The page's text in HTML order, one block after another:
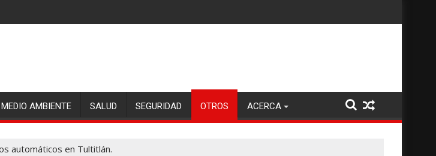
MEDIO AMBIENTE SALUD SEGURIDAD OTROS ACERCA
automáticos en Tultitlán.